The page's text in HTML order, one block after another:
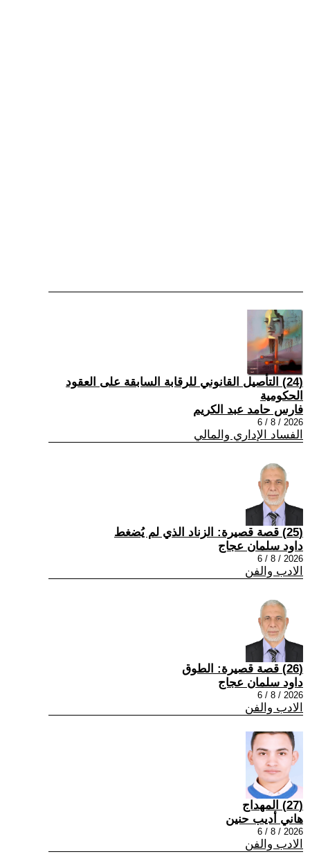
(24) التأصيل القانوني للرقابة السابقة على العقود
الحكومية
فارس حامد عبد الكريم
2026 / 8 / 6
الفساد الإداري والمالي
(25) قصة قصيرة: الزناد الذي لم يُضغط
داود سلمان عجاج
2026 / 8 / 6
الادب والفن
(26) قصة قصيرة: الطوق
داود سلمان عجاج
2026 / 8 / 6
الادب والفن
(27) المهداج
هاني أديب حنين
2026 / 8 / 6
الادب والفن